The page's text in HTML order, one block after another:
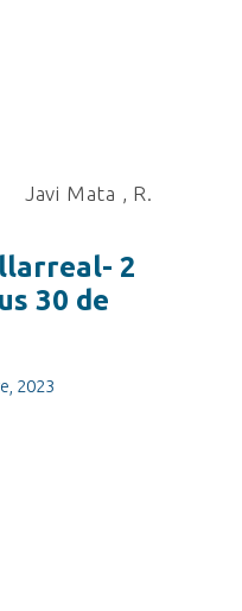
Javi Mata , R.
2
30 de
2023